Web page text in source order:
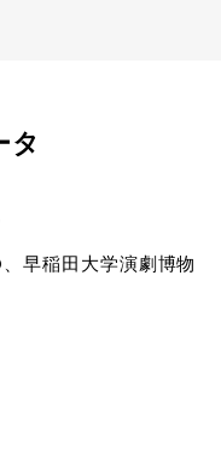
早稲田大学演劇博物